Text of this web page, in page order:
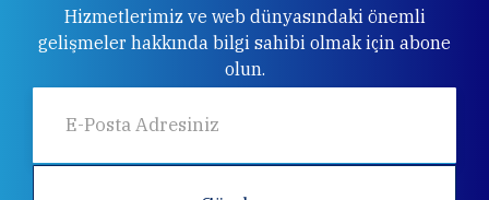
Hizmetlerimiz ve web dünyasındaki önemli
gelişmeler hakkında bilgi sahibi olmak için abone
olun.